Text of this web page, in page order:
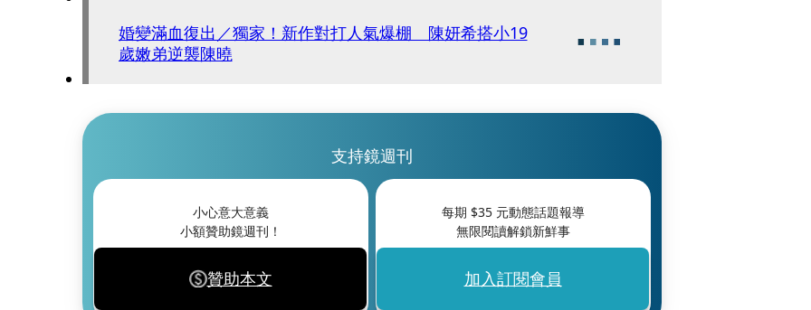
婚變滿血復出／獨家！新作對打人氣爆棚 陳妍希搭小19
歲嫩弟逆襲陳曉
支持鏡週刊
小心意大意義
小額贊助鏡週刊！
贊助本文
每期 $35元動態話題報導
無限閱讀解鎖新鮮事
加入訂閱會員